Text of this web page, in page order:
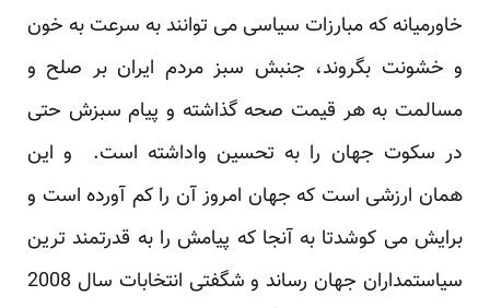
خاورمیانه که مبارزات سیاسی می توانند به سرعت به خون
و خشونت بگروند، جنبش سبز مردم ایران بر صلح و
مسالمت به هر قیمت صحه گذاشته و پیام سبزش حتی
در سکوت جهان را به تحسین واداشته است. و این
همان ارزشی است که جهان امروز آن را کم آورده است و
برایش می کوشدتا به آنجا که پیامش را به قدرتمند ترین
سیاستمداران جهان رساند و شگفتی انتخابات سال 2008